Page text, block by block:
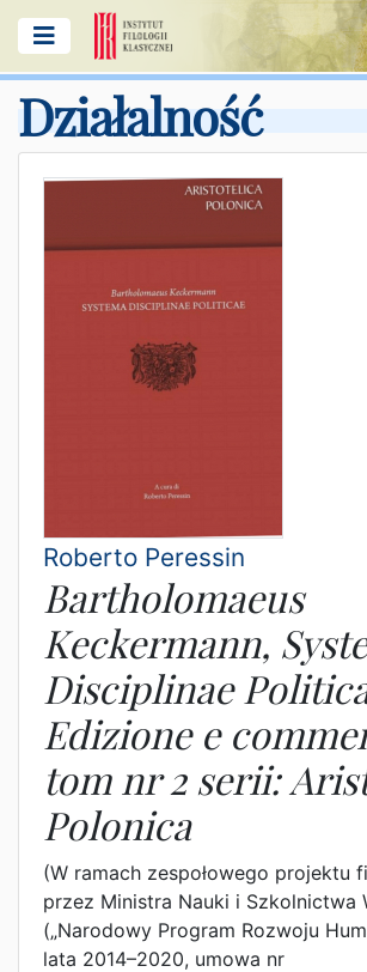
Działalność
Roberto Peressin
Bartholomaeus
Keckermann,
Disciplinae
Edizione e
tom nr 2 serii:
Polonica
(W ramach zespołowego projektu
przez Ministra Nauki i Szkolnictwa
(„Narodowy Program Rozwoju
lata 2014–2020, umowa nr